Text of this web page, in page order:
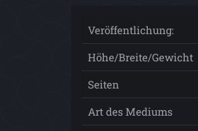
Veröffentlichung:
Höhe/Breite/Gewicht
Seiten
Art des Mediums